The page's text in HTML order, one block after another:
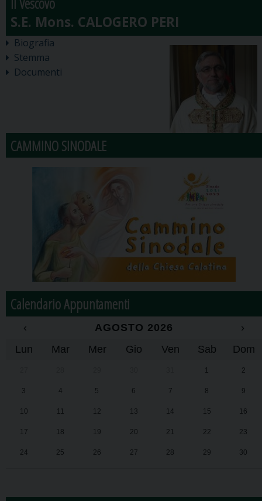
Biografia
Stemma
Documenti
CAMMINO SINODALE
Calendario Appuntamenti
‹ AGOSTO 2026
›
Lun
Mar Mer Gio Ven Sab Dom
1 2
3 4 5 6 7 8 9
10 11 12 13 14 15 16
17 18 19 20 21 22 23
24 25 26 27 28 29 30